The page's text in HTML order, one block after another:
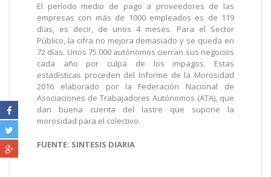
El período medio de pago a proveedores de las
empresas con más de 1000 empleados es de 119
días, es decir, de unos 4 meses. Para el Sector
Público, la cifra no mejora demasiado y se queda en
72 días. Unos 75.000 autónomos cierran sus negocios
cada año por culpa de los impagos. Estas
estadísticas proceden del Informe de la Morosidad
2016 elaborado por la Federación Nacional de
Asociaciones de Trabajadores Autónomos (ATA), que
dan buena cuenta del lastre que supone la
morosidad para el colectivo.
FUENTE: SINTESIS DIARIA